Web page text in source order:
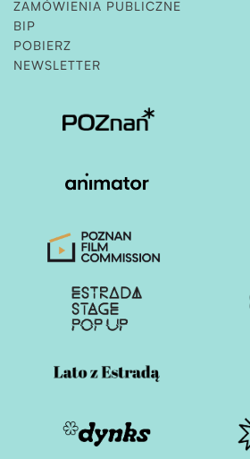
ZAMÓWIENIA PUBLICZNE
BIP
POBIERZ
NEWSLETTER
Otwiera stronę w nowej karcie
Otwiera stronę w nowej karcie
Otwiera stronę w nowej karcie
Otwiera stronę w nowej karcie
Otwiera stronę w nowej karcie
Otwiera stronę w nowej karcie